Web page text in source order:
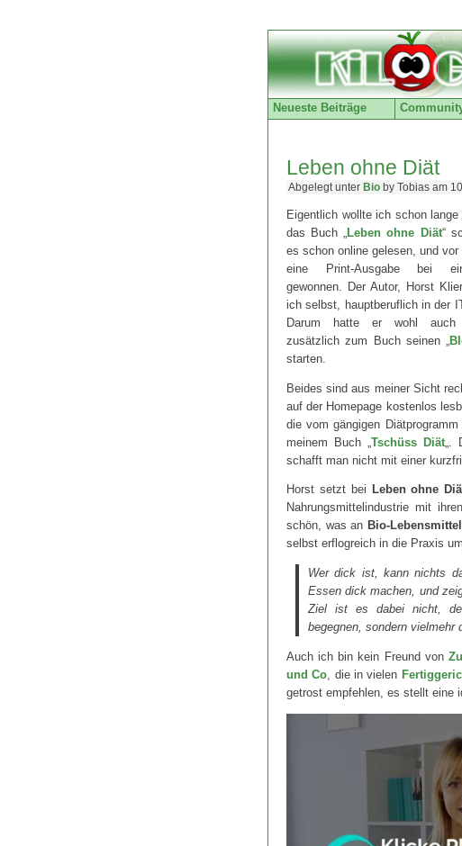
Neueste Beiträge
Leben ohne Diät
Abgelegt unter Bio by Tobias am
Eigentlich wollte ich schon
das Buch „
Leben ohne Diät“
es schon online gelesen, und
eine Print-Ausgabe bei
gewonnen. Der Autor, Horst
ich selbst, hauptberuflich in der
Darum hatte er wohl auch
zusätzlich zum Buch seinen „
starten.
Beides sind aus meiner Sicht
auf der Homepage kostenlos
die vom gängigen
meinem Buch „ Tschüss Diät„.
schafft man nicht mit einer
Horst setzt bei Leben ohne
Nahrungsmittelindustrie mit
schön, was an Bio-
selbst erflogreich in die Praxis
Wer dick ist, kann nichts
Essen dick machen, und
Ziel ist es dabei nicht,
begegnen, sondern vielmehr
Auch ich bin kein Freund von
und Co , die in vielen
getrost empfehlen, es stellt eine